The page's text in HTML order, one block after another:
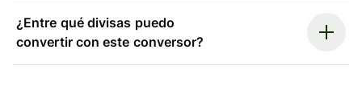
¿Entre qué divisas puedo
convertir con este conversor?